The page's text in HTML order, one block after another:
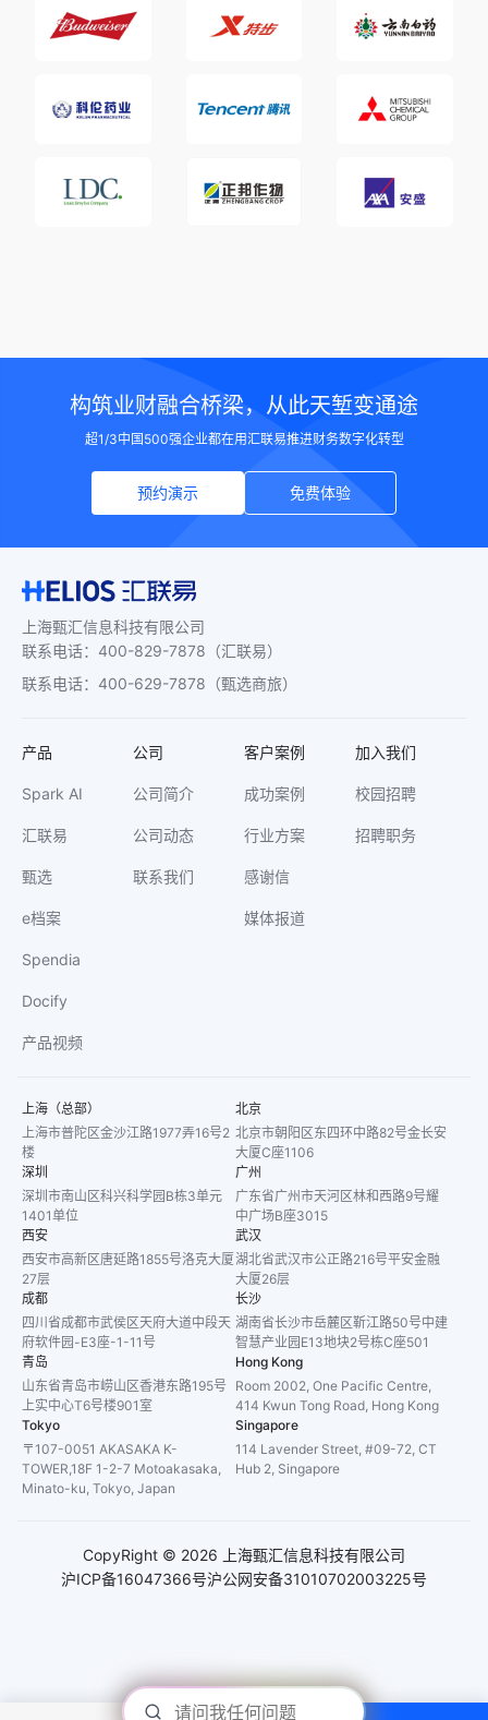
构筑业财融合桥梁，从此天堑变通途
超1/3中国500强企业都在用汇联易推进财务数字化转型
预约演示 免费体验
上海甄汇信息科技有限公司
联系电话： 400-829-7878 （汇联易）
联系电话： 400-629-7878 （甄选商旅）
产品
Spark AI
汇联易
甄选
e档案
Spendia
Docify
产品视频
公司
公司简介
公司动态
联系我们
客户案例
成功案例
行业方案
感谢信
媒体报道
加入我们
校园招聘
招聘职务
上海（总部）
上海市普陀区金沙江路1977弄16号2
楼
北京
北京市朝阳区东四环中路82号金长安
大厦C座1106
深圳
深圳市南山区科兴科学园B栋3单元
1401单位
广州
广东省广州市天河区林和西路9号耀
中广场B座3015
西安
西安市高新区唐延路1855号洛克大厦
27层
武汉
湖北省武汉市公正路216号平安金融
大厦26层
成都
四川省成都市武侯区天府大道中段天
府软件园-E3座-1-11号
长沙
湖南省长沙市岳麓区靳江路50号中建
智慧产业园E13地块2号栋C座501
青岛
山东省青岛市崂山区香港东路195号
上实中心T6号楼901室
Hong Kong
Room 2002, One Pacific Centre,
414 Kwun Tong Road, Hong Kong
Tokyo
〒107-0051 AKASAKA K-
TOWER,18F 1-2-7 Motoakasaka,
Minato-ku, Tokyo, Japan
Singapore
114 Lavender Street, #09-72, CT
Hub 2, Singapore
沪ICP备16047366号沪公网安备31010702003225号
CopyRight © 2026 上海甄汇信息科技有限公司